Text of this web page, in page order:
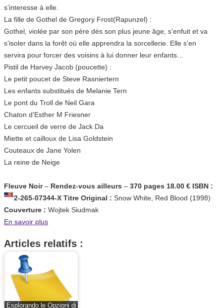
s’interesse à elle.
La fille de Gothel de Gregory Frost(Rapunzel) :
Gothel, violée par son père dès son plus jeune âge, s’enfuit et va
s’isoler dans la forêt où elle apprendra la sorcellerie. Elle s’en
servira pour forcer des voisins à lui donner leur enfants…
Pistil de Harvey Jacob (poucette) :
Le petit poucet de Steve Rasniertern
Les enfants substitués de Melanie Tern
Le pont du Troll de Neil Gara
Chaton d’Esther M Friesner
Le cercueil de verre de Jack Da
Miette et cailloux de Lisa Goldstein
Couteaux de Jane Yolen
La reine de Neige
Fleuve Noir– Rendez-vous ailleurs – 370 pages 18.00 € ISBN :
2-265-07344-X Titre Original : Snow White, Red Blood (1998)
Couverture : Wojtek Siudmak
En savoir plus
Articles relatifs :
Esplorando le Opzioni di